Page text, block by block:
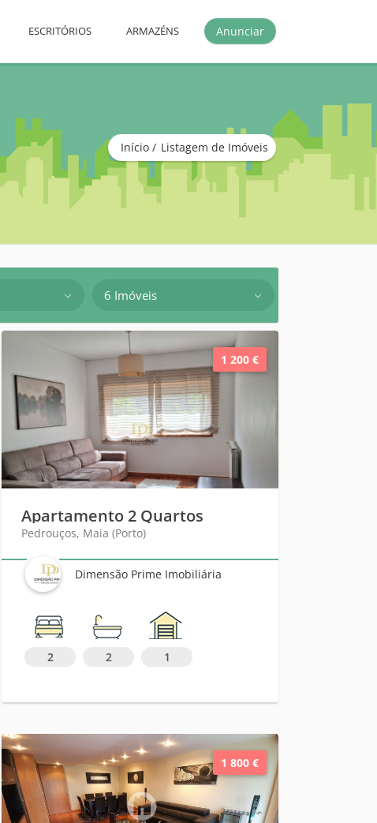
Anunciar
ESCRITÓRIOS ARMAZÉNS
Início Listagem de Imóveis
6 Imóveis
1 200 €
Apartamento 2 Quartos
Pedrouços, Maia (Porto)
Dimensão Prime Imobiliária
2 2 1
1 800 €